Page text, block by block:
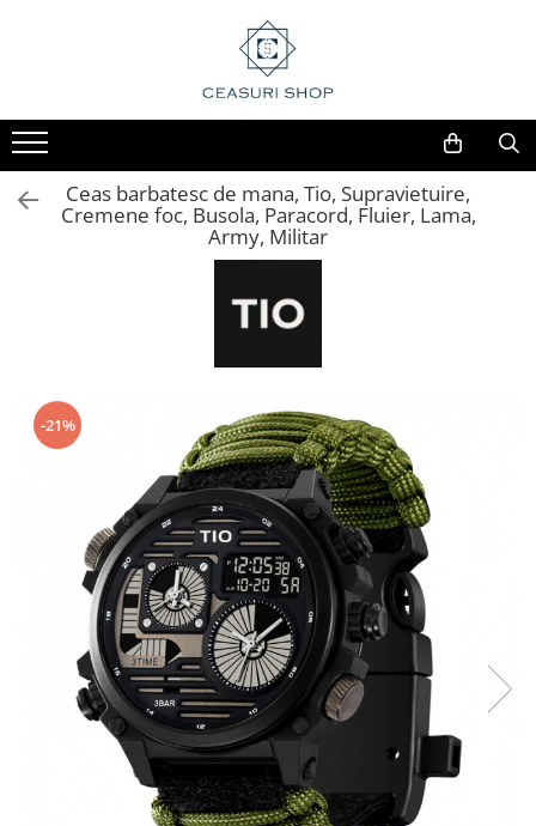
Ceas barbatesc de mana, Tio, Supravietuire,
Cremene foc, Busola, Paracord, Fluier, Lama,
Army, Militar
-21%